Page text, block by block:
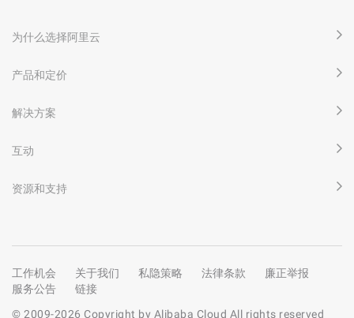
为什么选择阿里云
产品和定价
解决方案
互动
资源和支持
工作机会 关于我们 私隐策略 法律条款
廉正举报
服务公告
链接
© 2009-2026 Copyright by Alibaba Cloud All rights reserved